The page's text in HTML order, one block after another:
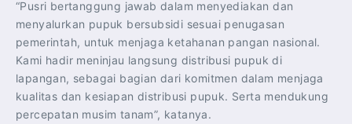
“Pusri bertanggung jawab dalam menyediakan dan
menyalurkan pupuk bersubsidi sesuai penugasan
pemerintah, untuk menjaga ketahanan pangan nasional.
Kami hadir meninjau langsung distribusi pupuk di
lapangan, sebagai bagian dari komitmen dalam menjaga
kualitas dan kesiapan distribusi pupuk. Serta mendukung
percepatan musim tanam”, katanya.